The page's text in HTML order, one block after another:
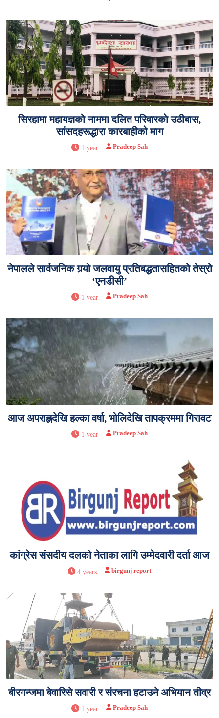
सिरहामा महायज्ञको नाममा दलित परिवारकाे उठीबास,
सांसदहरूद्धारा कारबाहीको माग
1 year Pradeep Sah
नेपालले सार्वजनिक गर्‍यो जलवायु प्रतिबद्धतासहितको तेस्रो
‘एनडीसी’
1 year Pradeep Sah
आज अपराह्नदेखि हल्का वर्षा, भोलिदेखि तापक्रममा गिरावट
1 year Pradeep Sah
कांग्रेस संसदीय दलको नेताका लागि उम्मेदवारी दर्ता आज
4 years birgunj report
बीरगन्जमा बेवारिसे सवारी र संरचना हटाउने अभियान तीव्र
1 year Pradeep Sah